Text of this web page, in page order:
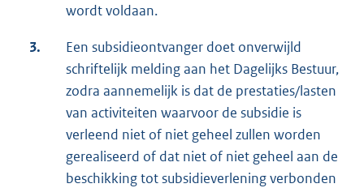
wordt voldaan.
3.
Een subsidieontvanger doet onverwijld
schriftelijk melding aan het Dagelijks Bestuur,
zodra aannemelijk is dat de prestaties/lasten
van activiteiten waarvoor de subsidie is
verleend niet of niet geheel zullen worden
gerealiseerd of dat niet of niet geheel aan de
beschikking tot subsidieverlening verbonden